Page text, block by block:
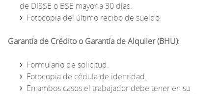
de DISSE o BSE mayor a 30 días.
Fotocopia del último recibo de sueldo
Garantía de Crédito o Garantía de Alquiler (BHU):
Formulario de solicitud.
Fotocopia de cédula de identidad.
En ambos casos el trabajador debe tener en su